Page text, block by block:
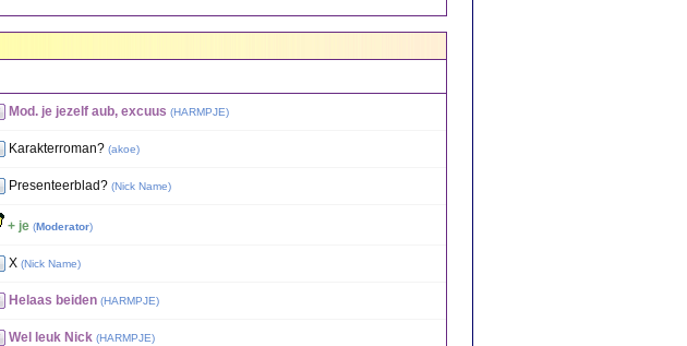
Mod. je jezelf aub, excuus (HARMPJE)
Karakterroman? (akoe)
Presenteerblad? (Nick Name)
+ je (Moderator)
X (Nick Name)
Helaas beiden (HARMPJE)
Wel leuk Nick (HARMPJE)